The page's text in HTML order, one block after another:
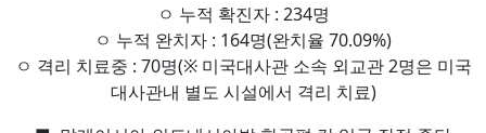
ㅇ 누적 확진자 : 234명
ㅇ 누적 완치자 : 164명(완치율 70.09%)
ㅇ 격리 치료중 : 70명(※ 미국대사관 소속 외교관 2명은 미국
대사관내 별도 시설에서 격리 치료)